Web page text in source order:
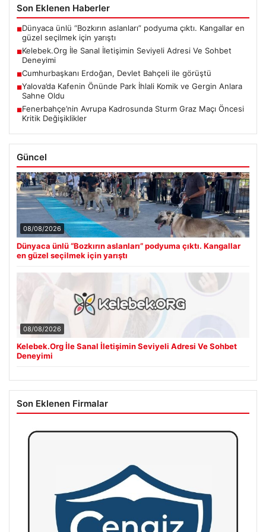
Son Eklenen Haberler
■Dünyaca ünlü “Bozkırın aslanları” podyuma çıktı. Kangallar en
güzel seçilmek için yarıştı
■Kelebek.Org İle Sanal İletişimin Seviyeli Adresi Ve Sohbet
Deneyimi
■Cumhurbaşkanı Erdoğan, Devlet Bahçeli ile görüştü
■Yalova’da Kafenin Önünde Park İhlali Komik ve Gergin Anlara
Sahne Oldu
■Fenerbahçe’nin Avrupa Kadrosunda Sturm Graz Maçı Öncesi
Kritik Değişiklikler
Güncel
08/08/2026
Dünyaca ünlü “Bozkırın aslanları” podyuma çıktı. Kangallar
en güzel seçilmek için yarıştı
08/08/2026
Kelebek.Org İle Sanal İletişimin Seviyeli Adresi Ve Sohbet
Deneyimi
Son Eklenen Firmalar